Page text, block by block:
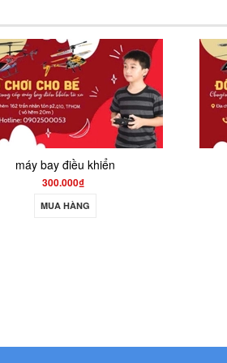
máy bay điều khiển
200.000₫
MUA HÀNG